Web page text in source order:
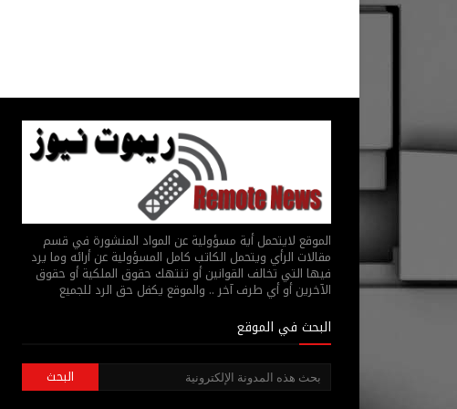
الموقع لايتحمل أية مسؤولية عن المواد المنشورة في قسم
مقالات الرأي ويتحمل الكاتب كامل المسؤولية عن أرائه وما يرد
فيها التي تخالف القوانين أو تنتهك حقوق الملكية أو حقوق
الآخرين أو أي طرف آخر .. والموقع يكفل حق الرد للجميع
البحث في الموقع